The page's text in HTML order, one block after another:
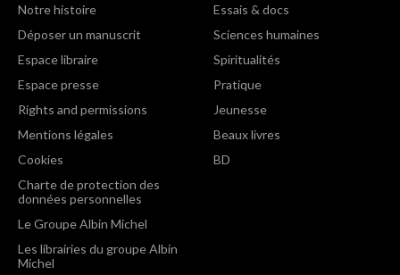
Notre histoire
Déposer un manuscrit
Espace libraire
Espace presse
Rights and permissions
Mentions légales
Cookies
Charte de protection des
données personnelles
Le Groupe Albin Michel
Les librairies du groupe Albin
Michel
Essais & docs
Sciences humaines
Spiritualités
Pratique
Jeunesse
Beaux livres
BD